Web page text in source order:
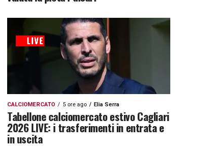
CALCIOMERCATO 5 ore ago Elia Serra
Tabellone calciomercato estivo Cagliari
2026 LIVE: i trasferimenti in entrata e
in uscita